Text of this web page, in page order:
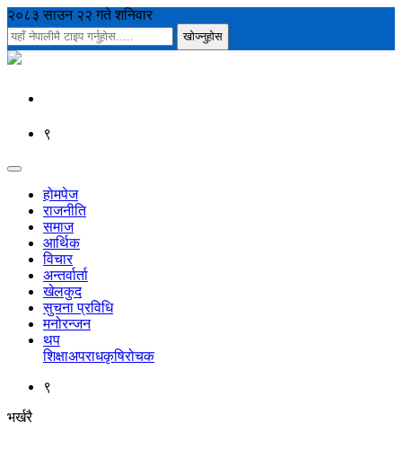
२०८३ साउन २२ गते शनिवार
९
होमपेज
राजनीति
समाज
आर्थिक
विचार
अन्तर्वार्ता
खेलकुद
सुचना प्रविधि
मनोरन्जन
थप
शिक्षाअपराधकृषिरोचक
९
भर्खरै